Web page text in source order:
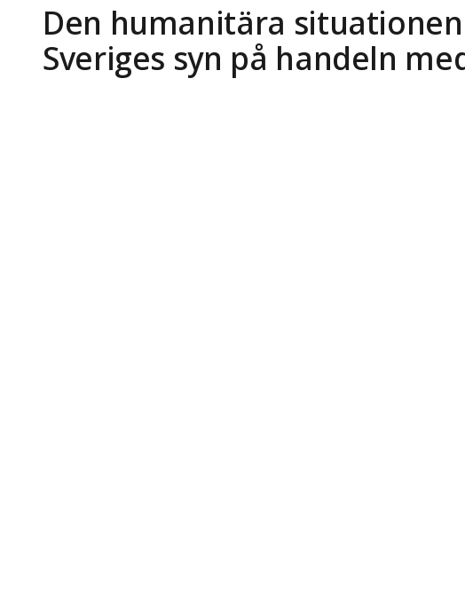
Den humanitära
Sveriges syn på handeln